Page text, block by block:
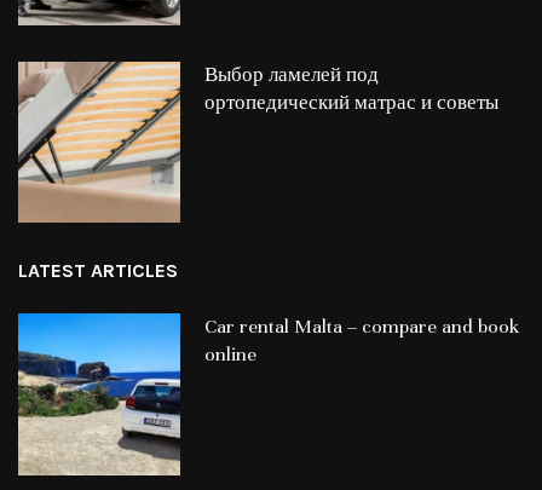
Выбор ламелей под
ортопедический матрас и советы
LATEST ARTICLES
Car rental Malta – compare and book
online